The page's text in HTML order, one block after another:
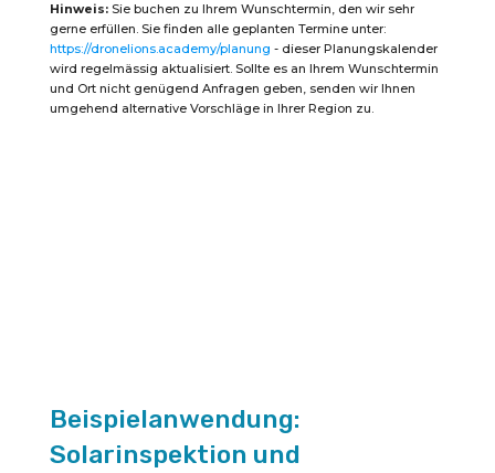
am
Gebäude
und
Search
and
Rescue
wie
z.b.
Hinweis:Sie buchen zu Ihrem Wunschtermin, den wir sehr
gerne erfüllen. Sie finden alle geplanten Termine unter:
https://dronelions.academy/planung - dieser Planungskalender
wird regelmässig aktualisiert. Sollte es an Ihrem Wunschtermin
und Ort nicht genügend Anfragen geben, senden wir Ihnen
umgehend alternative Vorschläge in Ihrer Region zu.
Beispielanwendung:
Solarinspektion und